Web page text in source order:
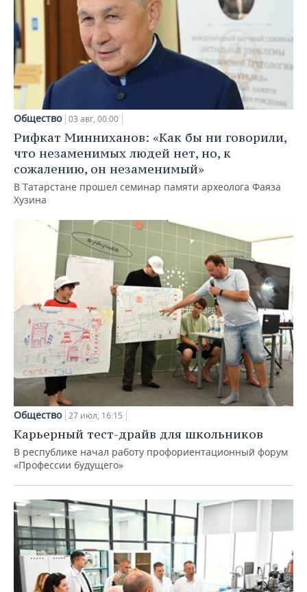
Общество 03 авг, 00:00
Рифкат Минниханов: «Как бы ни говорили,
что незаменимых людей нет, но, к
сожалению, он незаменимый»
В Татарстане прошел семинар памяти археолога Фаяза
Хузина
Общество 27 июл, 16:15
Карьерный тест-драйв для школьников
В республике начал работу профориентационный форум
«Профессии будущего»